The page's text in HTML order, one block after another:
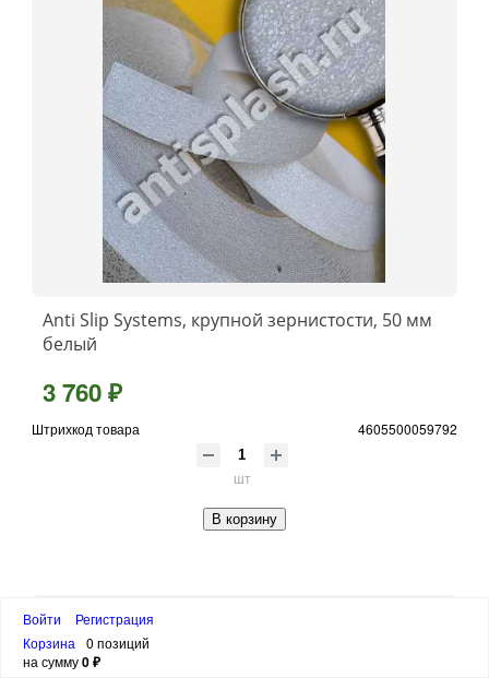
Anti Slip Systems, крупной зернистости, 50 мм
белый
3 760 ₽
Штрихкод товара 4605500059792
шт
В корзину
Войти
Регистрация
Корзина
0 позиций
на сумму0 ₽